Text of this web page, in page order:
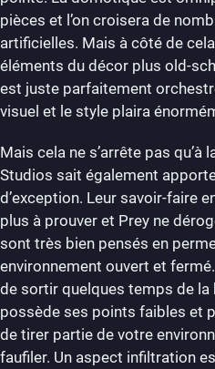
pièces et l’on croisera de
artificielles. Mais à côté de
éléments du décor plus old-
est juste parfaitement
visuel et le style plaira
Mais cela ne s’arrête pas qu’à
Studios sait également
d’exception. Leur savoir-faire
plus à prouver et Prey ne
sont très bien pensés en
environnement ouvert et
de sortir quelques temps de la
possède ses points faibles et
de tirer partie de votre
faufiler. Un aspect infiltration